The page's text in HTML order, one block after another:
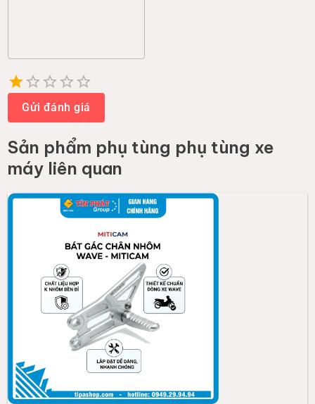
1 Star
2 Stars
3 Stars
4 Stars
5 Stars
Gửi đánh giá
Sản phẩm phụ tùng phụ tùng xe
máy liên quan